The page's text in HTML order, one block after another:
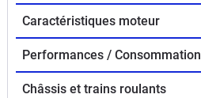
Caractéristiques moteur
Performances / Consommation
Châssis et trains roulants